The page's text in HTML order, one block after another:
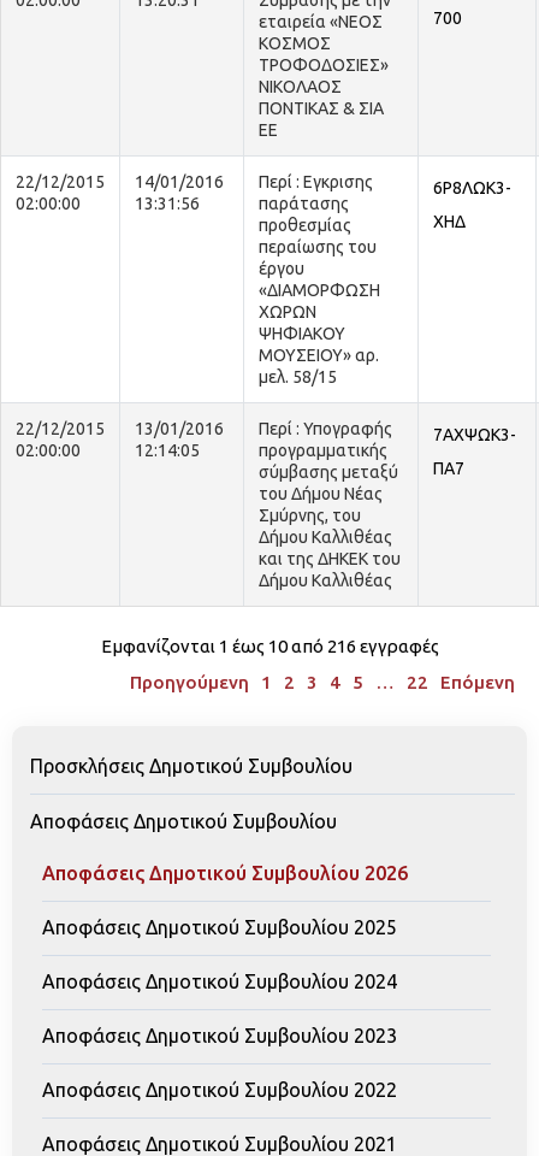
εταιρεία «ΝΕΟΣ
ΚΟΣΜΟΣ
ΤΡΟΦΟΔΟΣΙΕΣ»
ΝΙΚΟΛΑΟΣ
ΠΟΝΤΙΚΑΣ & ΣΙΑ
ΕΕ
700
22/12/2015
02:00:00
14/01/2016
13:31:56
Περί : Εγκρισης
παράτασης
προθεσμίας
περαίωσης του
έργου
«ΔΙΑΜΟΡΦΩΣΗ
ΧΩΡΩΝ
ΨΗΦΙΑΚΟΥ
ΜΟΥΣΕΙΟΥ» αρ.
μελ. 58/15
6Ρ8ΛΩΚ3-
ΧΗΔ
22/12/2015
02:00:00
13/01/2016
12:14:05
Περί : Υπογραφής
προγραμματικής
σύμβασης μεταξύ
του Δήμου Νέας
Σμύρνης, του
Δήμου Καλλιθέας
και της ΔΗΚΕΚ του
Δήμου Καλλιθέας
7ΑΧΨΩΚ3-
ΠΑ7
Εμφανίζονται 1 έως 10 από 216 εγγραφές
Προηγούμενη
1 2 3 4 5 … 22 Επόμενη
Προσκλήσεις Δημοτικού Συμβουλίου
Αποφάσεις Δημοτικού Συμβουλίου
Αποφάσεις Δημοτικού Συμβουλίου 2026
Αποφάσεις Δημοτικού Συμβουλίου 2025
Αποφάσεις Δημοτικού Συμβουλίου 2024
Αποφάσεις Δημοτικού Συμβουλίου 2023
Αποφάσεις Δημοτικού Συμβουλίου 2022
Αποφάσεις Δημοτικού Συμβουλίου 2021